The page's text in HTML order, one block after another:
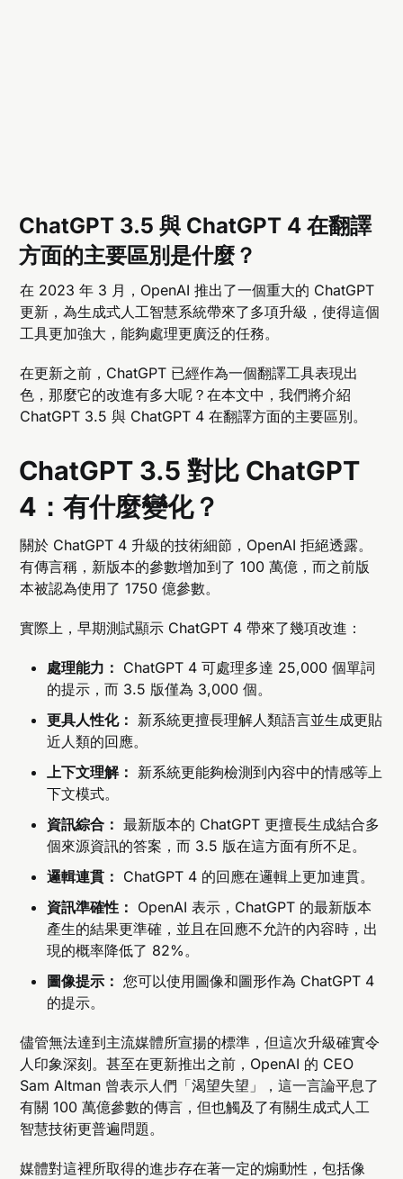
ChatGPT 3.5 與 ChatGPT 4 在翻譯
方面的主要區別是什麼？
在 2023 年 3 月，OpenAI 推出了一個重大的 ChatGPT
更新，為生成式人工智慧系統帶來了多項升級，使得這個
工具更加強大，能夠處理更廣泛的任務。
在更新之前，ChatGPT 已經作為一個翻譯工具表現出
色，那麼它的改進有多大呢？在本文中，我們將介紹
ChatGPT 3.5 與 ChatGPT 4 在翻譯方面的主要區別。
ChatGPT 3.5 對比 ChatGPT
4：有什麼變化？
關於 ChatGPT 4 升級的技術細節，OpenAI 拒絕透露。
有傳言稱，新版本的參數增加到了 100 萬億，而之前版
本被認為使用了 1750 億參數。
實際上，早期測試顯示 ChatGPT 4 帶來了幾項改進：
處理能力： ChatGPT 4 可處理多達 25,000 個單詞
的提示，而 3.5 版僅為 3,000 個。
更具人性化： 新系統更擅長理解人類語言並生成更貼
近人類的回應。
上下文理解： 新系統更能夠檢測到內容中的情感等上
下文模式。
資訊綜合： 最新版本的 ChatGPT 更擅長生成結合多
個來源資訊的答案，而 3.5 版在這方面有所不足。
邏輯連貫： ChatGPT 4 的回應在邏輯上更加連貫。
資訊準確性： OpenAI 表示，ChatGPT 的最新版本
產生的結果更準確，並且在回應不允許的內容時，出
現的概率降低了 82%。
圖像提示： 您可以使用圖像和圖形作為 ChatGPT 4
的提示。
儘管無法達到主流媒體所宣揚的標準，但這次升級確實令
人印象深刻。甚至在更新推出之前，OpenAI 的 CEO
Sam Altman 曾表示人們「渴望失望」，這一言論平息了
有關 100 萬億參數的傳言，但也觸及了有關生成式人工
智慧技術更普遍問題。
媒體對這裡所取得的進步存在著一定的煽動性，包括像